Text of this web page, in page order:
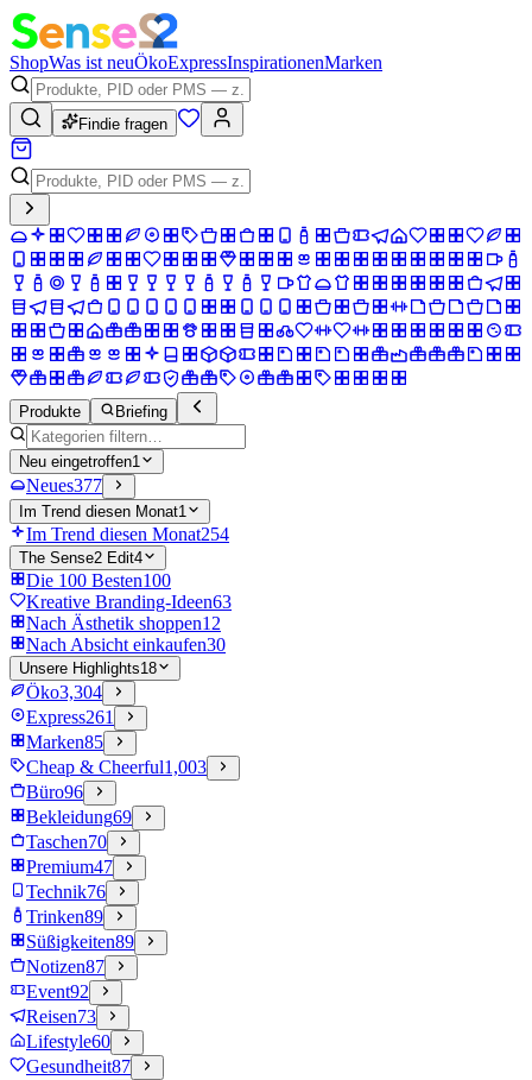
ShopWas ist neuÖkoExpressInspirationenMarken
Findie fragen
Produkte Briefing
Neu eingetroffen1
Neues377
Im Trend diesen Monat1
Im Trend diesen Monat254
The Sense2 Edit4
Die 100 Besten100
Kreative Branding-Ideen63
Nach Ästhetik shoppen12
Nach Absicht einkaufen30
Unsere Highlights18
Öko3,304
Express261
Marken85
Cheap & Cheerful1,003
Büro96
Bekleidung69
Taschen70
Premium47
Technik76
Trinken89
Süßigkeiten89
Notizen87
Event92
Reisen73
Lifestyle60
Gesundheit87